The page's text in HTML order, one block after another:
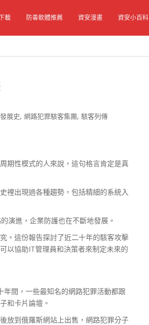
載 防毒軟體推薦 資安漫畫 資安小百科
展史, 網路犯罪駭客集團, 駭客列傳
期性模式的人來說，這句格言肯定是真
裡出現過各種趨勢，包括精細的系統入
演進，企業防護也在不斷地發展。
。這份報告探討了近二十年的駭客攻擊
以協助IT管理員和決策者來制定未來的
間，一些最知名的網路犯罪活動都跟
和卡片論壇。
放到俄羅斯網站上出售，網路犯罪分子